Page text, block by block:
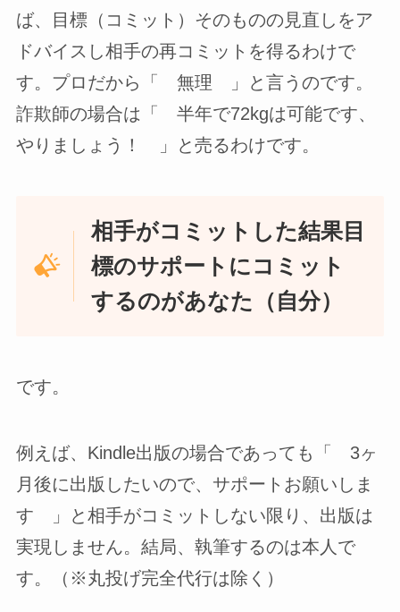
ば、目標（コミット）そのものの見直しをア
ドバイスし相手の再コミットを得るわけで
す。プロだから「 無理 」と言うのです。
詐欺師の場合は「 半年で72kgは可能です、
やりましょう！ 」と売るわけです。
相手がコミットした結果目
標のサポートにコミット
するのがあなた（自分）
です。
例えば、Kindle出版の場合であっても「 3ヶ
月後に出版したいので、サポートお願いしま
す 」と相手がコミットしない限り、出版は
実現しません。結局、執筆するのは本人で
す。（※丸投げ完全代行は除く）